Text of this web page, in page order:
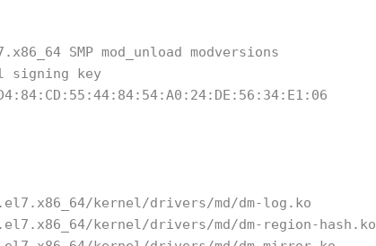
SMP mod_unload modversions
key
kernel/drivers/md/dm-log.ko
kernel/drivers/md/dm-region-hash.ko